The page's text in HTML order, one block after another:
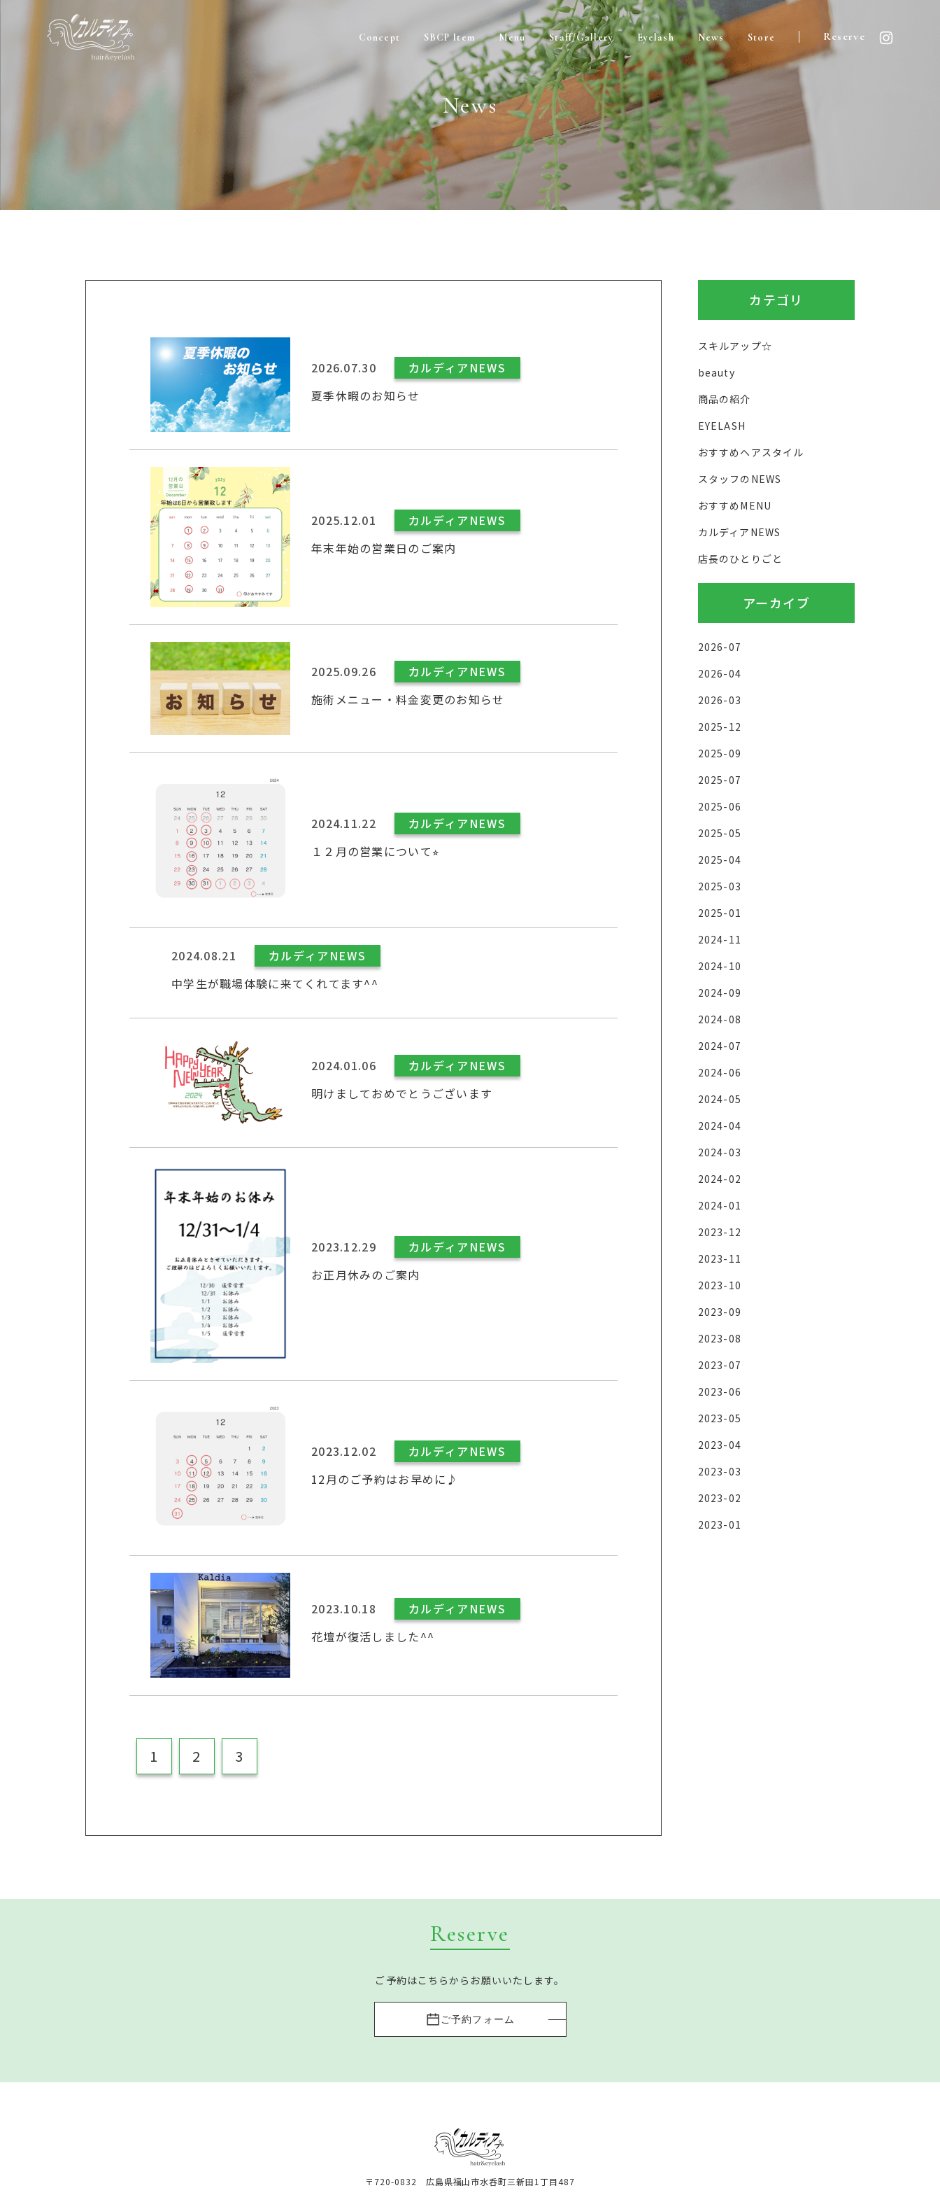
Concept SBCP Item Menu Staff/Gallery Eyelash News Store Reserve
News
2026.07.30
カルディアNEWS
夏季休暇のお知らせ
2025.12.01
カルディアNEWS
年末年始の営業日のご案内
2025.09.26
カルディアNEWS
施術メニュー・料金変更のお知らせ
2024.11.22
カルディアNEWS
１２月の営業について⭐︎
2024.08.21
カルディアNEWS
中学生が職場体験に来てくれてます^^
2024.01.06
カルディアNEWS
明けましておめでとうございます
2023.12.29
カルディアNEWS
お正月休みのご案内
2023.12.02
カルディアNEWS
12月のご予約はお早めに♪
2023.10.18
カルディアNEWS
花壇が復活しました^^
1 2 3
カテゴリ
スキルアップ☆
beauty
商品の紹介
EYELASH
おすすめヘアスタイル
スタッフのNEWS
おすすめMENU
カルディアNEWS
店長のひとりごと
アーカイブ
2026-07
2026-04
2026-03
2025-12
2025-09
2025-07
2025-06
2025-05
2025-04
2025-03
2025-01
2024-11
2024-10
2024-09
2024-08
2024-07
2024-06
2024-05
2024-04
2024-03
2024-02
2024-01
2023-12
2023-11
2023-10
2023-09
2023-08
2023-07
2023-06
2023-05
2023-04
2023-03
2023-02
2023-01
Reserve
ご予約はこちらからお願いいたします。
ご予約フォーム
〒720-0832 広島県福山市水呑町三新田1丁目487